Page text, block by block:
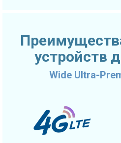
устройств
Wide Ultra-